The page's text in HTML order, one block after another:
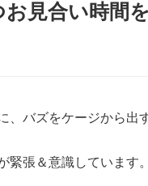
見合い時間
、バズをケージから出
緊張＆意識しています。